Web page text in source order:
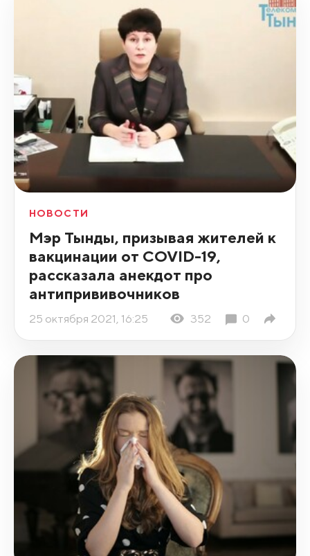
НОВОСТИ
Мэр Тынды, призывая жителей к
вакцинации от COVID-19,
рассказала анекдот про
антипрививочников
25 октября 2021, 16:25 352 0